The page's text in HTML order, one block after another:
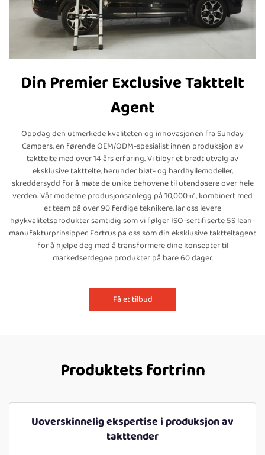
Din Premier Exclusive Takttelt
Agent
Oppdag den utmerkede kvaliteten og innovasjonen fra Sunday
Campers, en førende OEM/ODM-spesialist innen produksjon av
takttelte med over 14 års erfaring. Vi tilbyr et bredt utvalg av
eksklusive takttelte, herunder bløt- og hardhyllemodeller,
skreddersydd for å møte de unike behovene til utendøsere over hele
verden. Vår moderne produsjonsanlegg på 10,000㎡, kombinert med
et team på over 90 ferdige teknikere, lar oss levere
høykvalitetsprodukter samtidig som vi følger ISO-sertifiserte 5S lean-
manufakturprinsipper. Fortrus på oss som din eksklusive taktteltagent
for å hjelpe deg med å transformere dine konsepter til
markedserdegne produkter på bare 60 dager.
Få et tilbud
Produktets fortrinn
Uoverskinnelig ekspertise i produksjon av
takttender